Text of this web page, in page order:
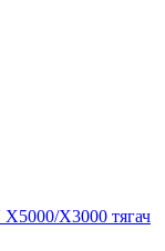
X3000 тягач